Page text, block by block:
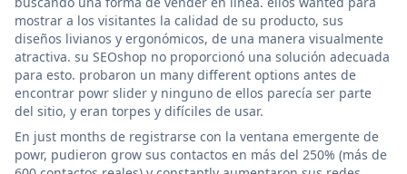
mostrar a los visitantes la calidad de su producto, sus
diseños livianos y ergonómicos, de una manera visualmente
atractiva. su SEOshop no proporcionó una solución adecuada
para esto. probaron un many different options antes de
encontrar powr slider y ninguno de ellos parecía ser parte
del sitio, y eran torpes y difíciles de usar.
En just months de registrarse con la ventana emergente de
powr, pudieron grow sus contactos en más del 250% (más de